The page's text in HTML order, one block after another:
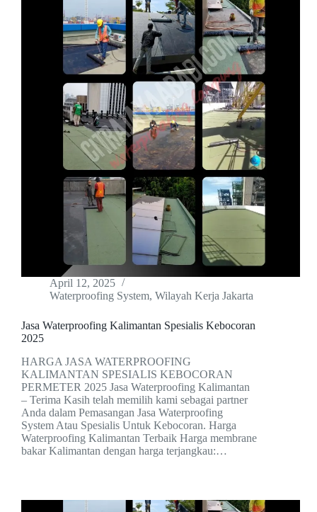
April 12, 2025
Waterproofing System, Wilayah Kerja Jakarta
Jasa Waterproofing Kalimantan Spesialis Kebocoran
2025
HARGA JASA WATERPROOFING
KALIMANTAN SPESIALIS KEBOCORAN
PERMETER 2025 Jasa Waterproofing Kalimantan
– Terima Kasih telah memilih kami sebagai partner
Anda dalam Pemasangan Jasa Waterproofing
System Atau Spesialis Untuk Kebocoran. Harga
Waterproofing Kalimantan Terbaik Harga membrane
bakar Kalimantan dengan harga terjangkau:…